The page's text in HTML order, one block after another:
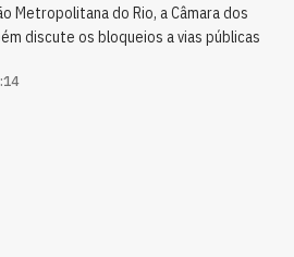
Metropolitana do Rio, a Câmara dos
discute os bloqueios a vias públicas